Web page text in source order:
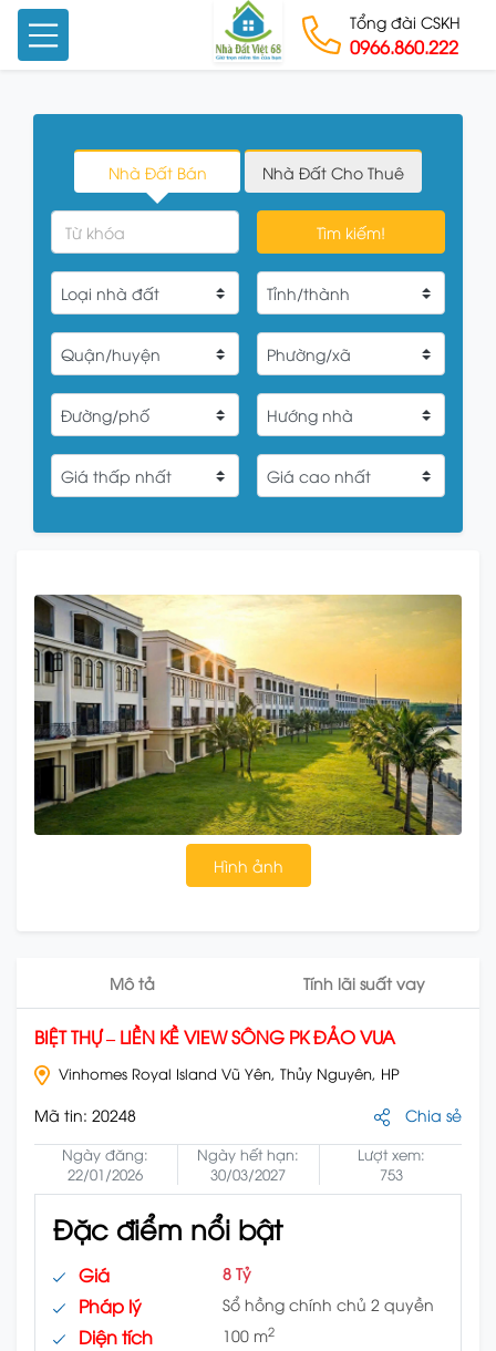
Tổng đài CSKH
0966.860.222
Nhà Đất Bán Nhà Đất Cho Thuê
Tìm kiếm!
Hình ảnh
Mô tả Tính lãi suất vay
BIỆT THỰ – LIỀN KỀ VIEW SÔNG PK ĐẢO VUA
Vinhomes Royal Island Vũ Yên, Thủy Nguyên, HP
Mã tin: 20248 Chia sẻ
Ngày đăng:
22/01/2026
Ngày hết hạn:
30/03/2027
Lượt xem:
753
Đặc điểm nổi bật
Giá 8 Tỷ
Pháp lý Sổ hồng chính chủ 2 quyền
Diện tích 100 m2